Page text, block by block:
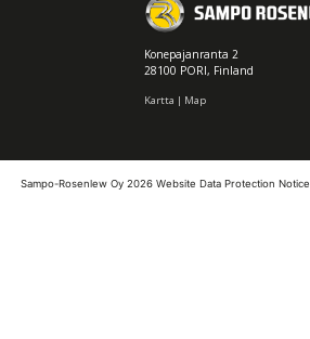
Konepajanranta 2
28100 PORI, Finland
Kartta | Map
Sampo-Rosenlew Oy 2026 Website Data Protection Notice